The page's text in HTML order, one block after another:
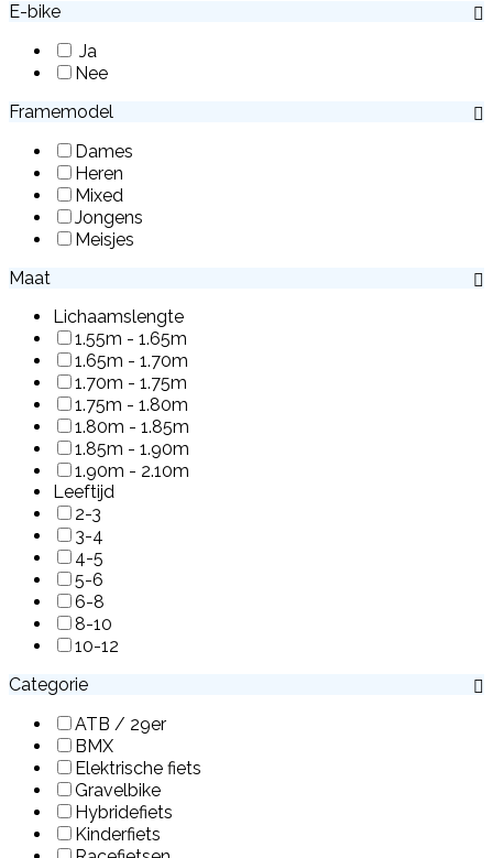
E-bike
Ja
Nee
Framemodel
Dames
Heren
Mixed
Jongens
Meisjes
Maat
Lichaamslengte
1.55m - 1.65m
1.65m - 1.70m
1.70m - 1.75m
1.75m - 1.80m
1.80m - 1.85m
1.85m - 1.90m
1.90m - 2.10m
Leeftijd
2-3
3-4
4-5
5-6
6-8
8-10
10-12
Categorie
ATB / 29er
BMX
Elektrische fiets
Gravelbike
Hybridefiets
Kinderfiets